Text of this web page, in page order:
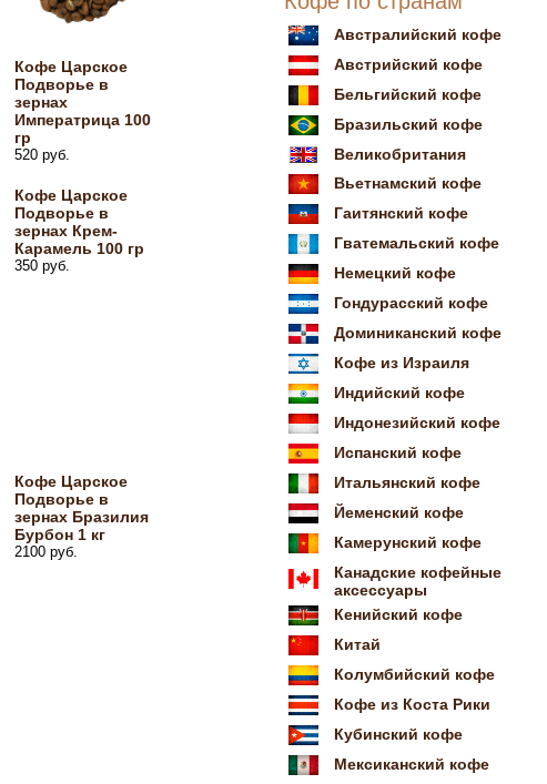
Кофе Царское
Подворье в
зернах
Императрица 100
гр
520 руб.
Кофе Царское
Подворье в
зернах Крем-
Карамель 100 гр
350 руб.
Кофе Царское
Подворье в
зернах Бразилия
Бурбон 1 кг
2100 руб.
Австралийский кофе
Австрийский кофе
Бельгийский кофе
Бразильский кофе
Великобритания
Вьетнамский кофе
Гаитянский кофе
Гватемальский кофе
Немецкий кофе
Гондурасский кофе
Доминиканский кофе
Кофе из Израиля
Индийский кофе
Индонезийский кофе
Испанский кофе
Итальянский кофе
Йеменский кофе
Камерунский кофе
Канадские кофейные
аксессуары
Кенийский кофе
Китай
Колумбийский кофе
Кофе из Коста Рики
Кубинский кофе
Мексиканский кофе